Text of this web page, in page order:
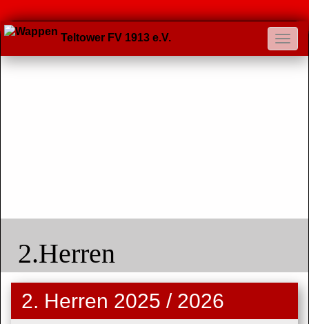
Teltower FV 1913 e.V.
2.Herren
2. Herren 2025 / 2026